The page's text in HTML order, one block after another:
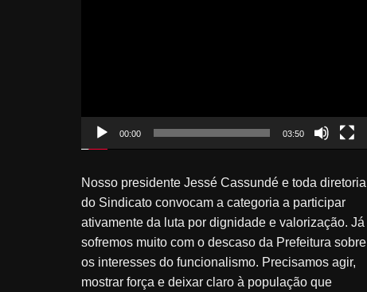
00:00 03:50
Nosso presidente Jessé Cassundé e toda diretoria
do Sindicato convocam a categoria a participar
ativamente da luta por dignidade e valorização. Já
sofremos muito com o descaso da Prefeitura sobre
os interesses do funcionalismo. Precisamos agir,
mostrar força e deixar claro à população que